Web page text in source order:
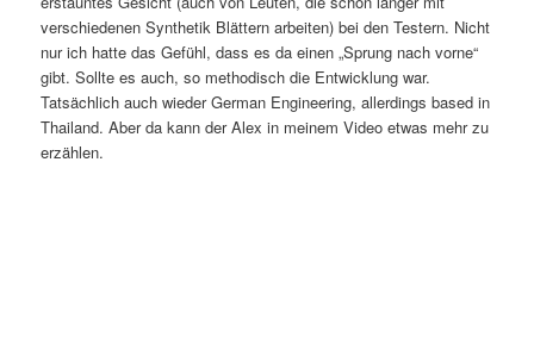
verschiedenen Synthetik Blättern arbeiten) bei den Testern. Nicht
nur ich hatte das Gefühl, dass es da einen „Sprung nach vorne“
gibt. Sollte es auch, so methodisch die Entwicklung war.
Tatsächlich auch wieder German Engineering, allerdings based in
Thailand. Aber da kann der Alex in meinem Video etwas mehr zu
erzählen.